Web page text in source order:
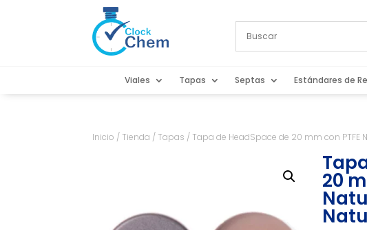
Viales Tapas Septas Estándares de
Inicio / Tienda / Tapas / Tapa de HeadSpace de 20 mm con PTFE
20